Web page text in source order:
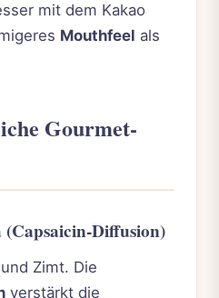
mit dem Kakao
Mouthfeel als
Gourmet-
Diffusion)
und Zimt. Die
verstärkt die